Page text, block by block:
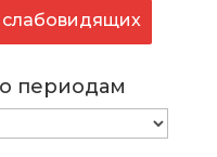
периодам